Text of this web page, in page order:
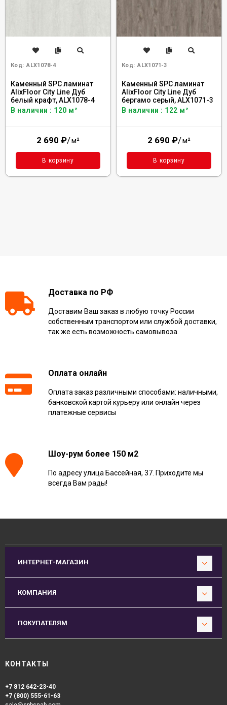
Код: ALX1078-4
Каменный SPC ламинат
AlixFloor City Line Дуб
белый крафт, ALX1078-4
В наличии : 120 м²
2 690 ₽/м²
В корзину
Код: ALX1071-3
Каменный SPC ламинат
AlixFloor City Line Дуб
бергамо серый, ALX1071-3
В наличии : 122 м²
2 690 ₽/м²
В корзину
Доставка по РФ
Доставим Ваш заказ в любую точку России
собственным транспортом или службой доставки,
так же есть возможность самовывоза.
Оплата онлайн
Оплата заказ различными способами: наличными,
банковской картой курьеру или онлайн через
платежные сервисы
Шоу-рум более 150 м2
По адресу улица Бассейная, 37. Приходите мы
всегда Вам рады!
ИНТЕРНЕТ-МАГАЗИН
КОМПАНИЯ
ПОКУПАТЕЛЯМ
КОНТАКТЫ
+7 812 642-23-40
+7 (800) 555-61-63